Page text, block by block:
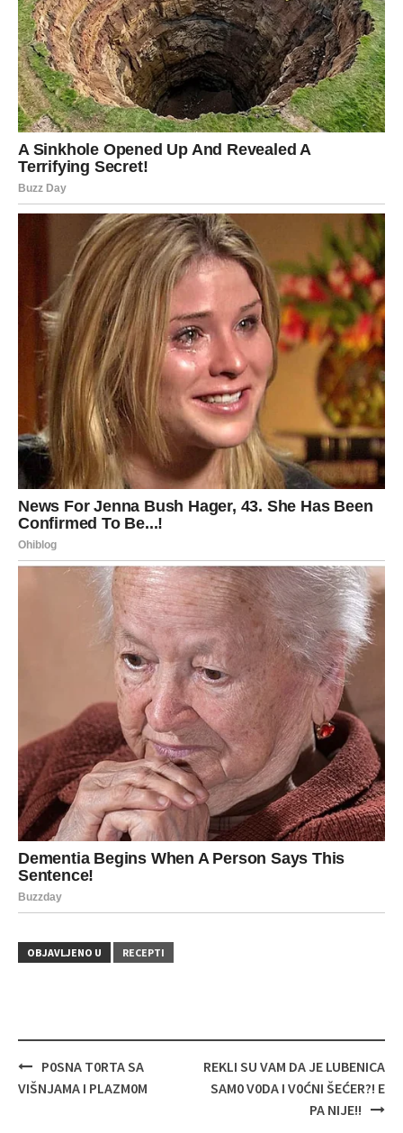
OBJAVLJENO U RECEPTI
Navigacija
objava
P0SNA T0RTA SA
VIŠNJAMA I PLAZM0M
REKLI SU VAM DA JE LUBENICA
SAM0 V0DA I V0ĆNI ŠEĆER?! E
PA NIJE!!